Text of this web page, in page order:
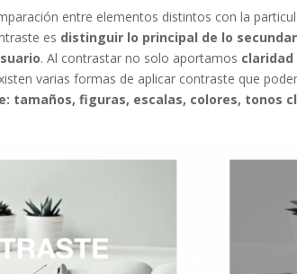
entre elementos distintos con la
es distinguir lo principal de lo
. Al contrastar no solo aportamos claridad
varias formas de aplicar contraste que
tamaños, figuras, escalas, colores, tonos